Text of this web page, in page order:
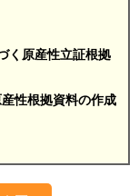
く原産性立証根拠
性根拠資料の作成